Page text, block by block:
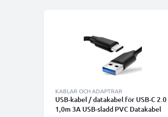
KABLAR OCH ADAPTRAR
USB-kabel / datakabel för USB-C 2.0
1,0m 3A USB-sladd PVC Datakabel